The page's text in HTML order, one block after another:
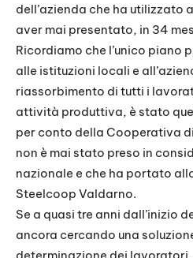
dell’azienda che ha utilizzato
aver mai presentato, in 34
Ricordiamo che l’unico piano
alle istituzioni locali e
riassorbimento di tutti i
attività produttiva, è stato
per conto della Cooperativa
non è mai stato preso in
nazionale e che ha portato
Steelcoop Valdarno.
Se a quasi tre anni dall’inizio
ancora cercando una